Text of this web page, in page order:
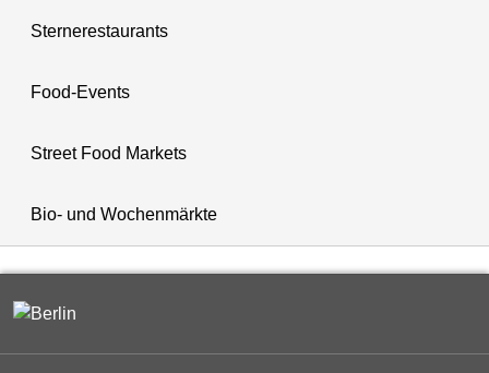
Sternerestaurants
Food-Events
Street Food Markets
Bio- und Wochenmärkte